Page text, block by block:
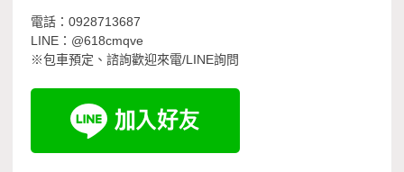
電話：0928713687
LINE：@618cmqve
※包車預定、諮詢歡迎來電/LINE詢問